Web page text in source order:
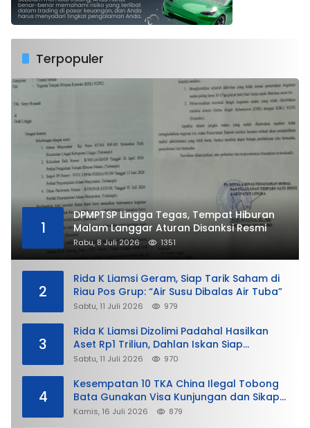
Terpopuler
1
DPMPTSP Lingga Tegas, Tempat Hiburan
Malam Langgar Aturan Disanksi Resmi
Rabu, 8 Juli 2026 1351
2
Rida K Liamsi Geram, Siap Tarik Saham di
Riau Pos Grup: “Air Susu Dibalas Air Tuba”
Sabtu, 11 Juli 2026 979
3
Rida K Liamsi Dizolimi Padahal Hasilkan
Aset Rp1 Triliun, Dahlan Iskan Siap
Membela
Sabtu, 11 Juli 2026 970
4
Kesempatan 10 TKA China Ilegal Tobong
Bata Gunakan Visa Kunjungan dan Sikap
Lunak Ditjen Imigrasi Kepri?
Kamis, 16 Juli 2026 879